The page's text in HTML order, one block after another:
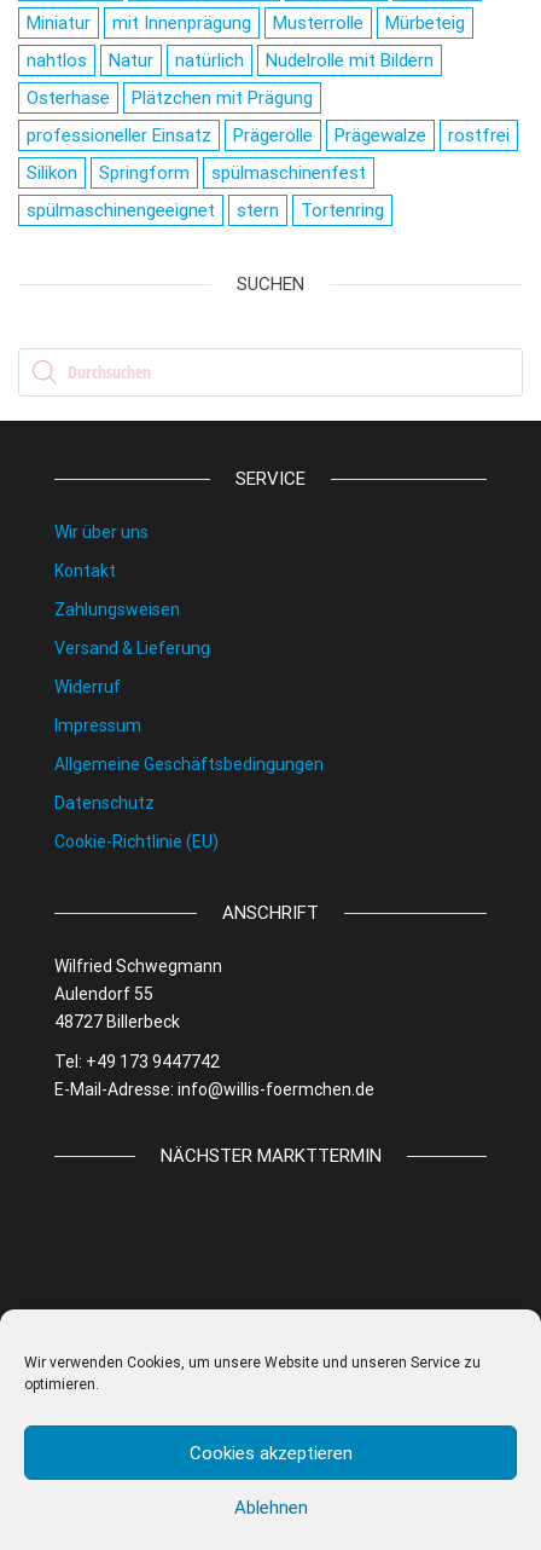
Wir verwenden Cookies, um unsere Website und unseren Service zu
optimieren.
Cookies akzeptieren
Ablehnen
Miniatur
mit Innenprägung Musterrolle
Mürbeteig
nahtlos
Natur natürlich
Nudelrolle mit Bildern
Osterhase
Plätzchen mit Prägung
professioneller Einsatz
Prägerolle Prägewalze
rostfrei
Silikon
Springform
spülmaschinenfest
spülmaschinengeeignet
stern Tortenring
SUCHEN
Products search
SERVICE
Wir über uns
Kontakt
Zahlungsweisen
Versand & Lieferung
Widerruf
Impressum
Allgemeine Geschäftsbedingungen
Datenschutz
Cookie-Richtlinie (EU)
ANSCHRIFT
Wilfried Schwegmann
Aulendorf 55
48727 Billerbeck
Tel: +49 173 9447742
E-Mail-Adresse: info@willis-foermchen.de
NÄCHSTER MARKTTERMIN
IMPRESSUM